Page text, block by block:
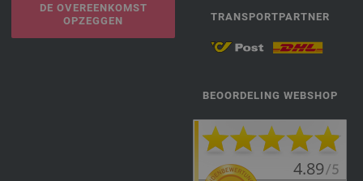
DE OVEREENKOMST
OPZEGGEN
TRANSPORTPARTNER
BEOORDELING WEBSHOP